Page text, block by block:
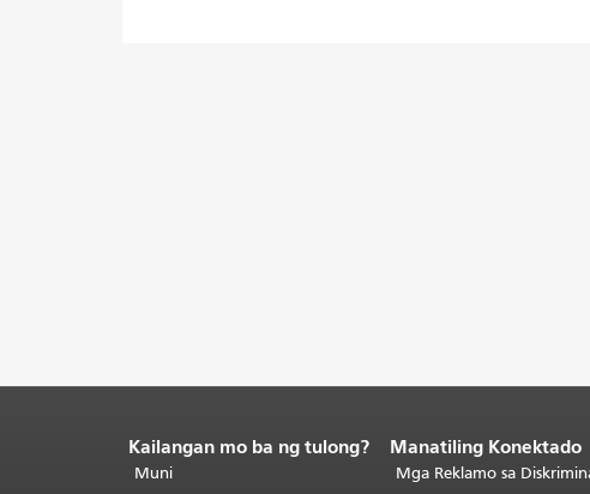
Katapusan
ng
Kailangan mo ba ng tulong?
Muni
Manatiling Konektado
Mga Reklamo sa